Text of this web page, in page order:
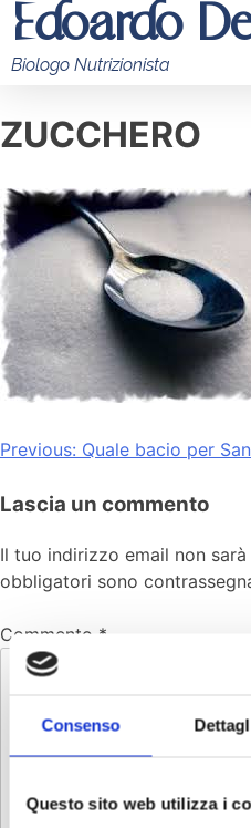
Consenso
Questo sito web utilizza i
Edoardo
Biologo Nutrizionista
ZUCCHERO
Previous: Quale bacio per
Lascia un commento
Il tuo indirizzo email non
obbligatori sono
Commento *